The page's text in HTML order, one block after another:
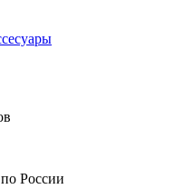
России